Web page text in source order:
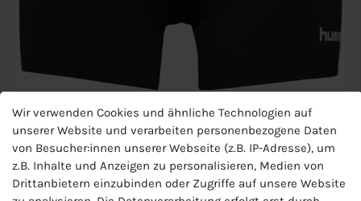
Hummel Kinder Hipster
Hummel Core Kinder Hipster ist aus leichtem Material und
sorgt für Atmungsaktivität.
Wir verwenden Cookies und ähnliche Technologien auf
unserer Website und verarbeiten personenbezogene Daten
von Besucher:innen unserer Webseite (z.B. IP-Adresse), um
z.B. Inhalte und Anzeigen zu personalisieren, Medien von
Drittanbietern einzubinden oder Zugriffe auf unsere Website